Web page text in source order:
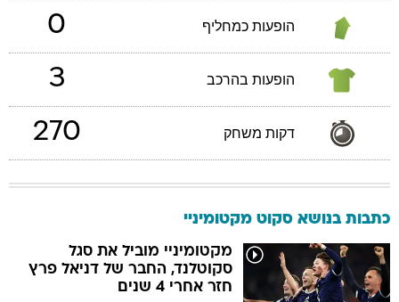
הופעות כמחליף 0
הופעות בהרכב 3
דקות משחק 270
כתבות בנושא סקוט מקטומיניי
מקטומיניי מוביל את סגל
סקוטלנד, החבר של דניאל פרץ
חזר אחרי 4 שנים